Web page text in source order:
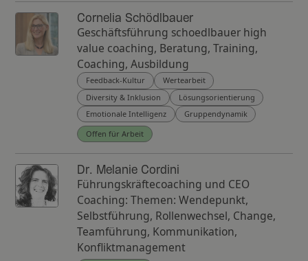
Cornelia Schödlbauer
Geschäftsführung schoedlbauer high
value coaching, Beratung, Training,
Coaching, Ausbildung
Feedback-Kultur
Wertearbeit
Diversity & Inklusion
Lösungsorientierung
Emotionale Intelligenz
Gruppendynamik
Offen für Arbeit
Dr. Melanie Cordini
Führungskräftecoaching und CEO
Coaching: Themen: Wendepunkt,
Selbstführung, Rollenwechsel, Change,
Teamführung, Kommunikation,
Konfliktmanagement